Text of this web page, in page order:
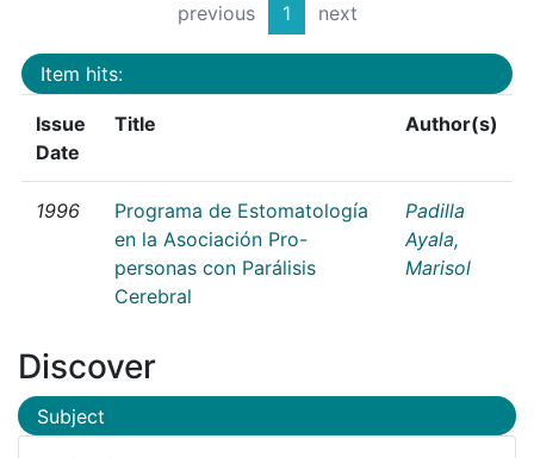
previous 1 next
Item hits:
Issue
Date
Title Author(s)
1996
Programa de Estomatología
en la Asociación Pro-
personas con Parálisis
Cerebral
Padilla
Ayala,
Marisol
Discover
Subject